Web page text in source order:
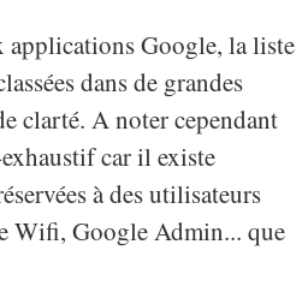
applications Google, la liste
dans de grandes
clarté. A noter cependant
car il existe
à des utilisateurs
Wifi, Google Admin... que